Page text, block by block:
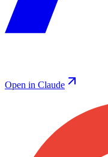
Open in Claude